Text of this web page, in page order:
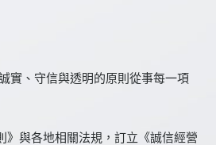
實、守信與透明的原則從事每一項
》與各地相關法規，訂立《誠信經營